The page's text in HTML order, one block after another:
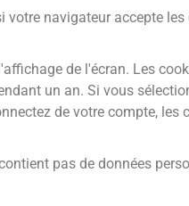
navigateur accepte les
de l'écran. Les
un an. Si vous
de votre compte, les
pas de données